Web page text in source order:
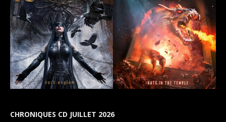
CHRONIQUES CD JUILLET 2026